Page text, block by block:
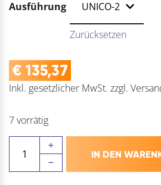
Ausführung
Zurücksetzen
€ 135,37
Inkl. gesetzlicher MwSt. zzgl.
7 vorrätig
BREVETTI
Klappenbeschlag
IN DEN